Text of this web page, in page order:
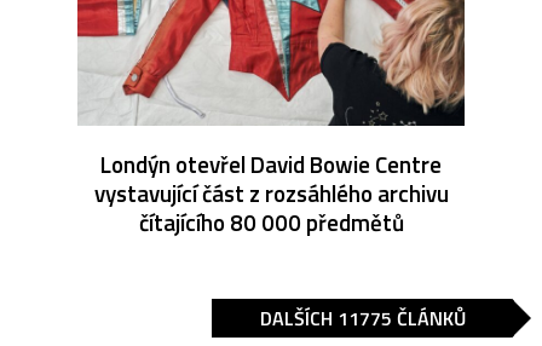
Londýn otevřel David Bowie Centre
vystavující část z rozsáhlého archivu
čítajícího 80 000 předmětů
DALŠÍCH 11775 ČLÁNKŮ